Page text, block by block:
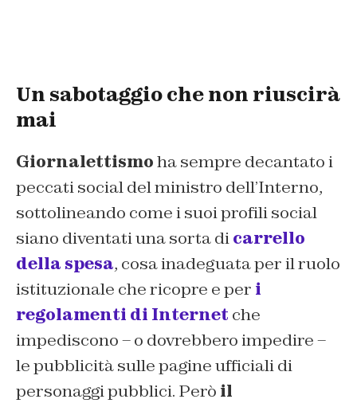
Un sabotaggio che non riuscirà
mai
Giornalettismoha sempre decantato i
peccati social del ministro dell’Interno,
sottolineando come i suoi profili social
siano diventati una sorta dicarrello
della spesa, cosa inadeguata per il ruolo
istituzionale che ricopre e per i
regolamenti di Internet che
impediscono – o dovrebbero impedire –
le pubblicità sulle pagine ufficiali di
personaggi pubblici. Però il